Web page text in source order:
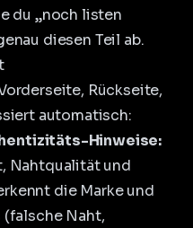
du „noch listen
diesen Teil ab.
Rückseite,
automatisch:
Hinweise:
Nahtqualität und
die Marke und
Naht,